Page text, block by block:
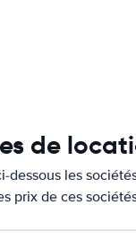
de
dessous les
prix de ces